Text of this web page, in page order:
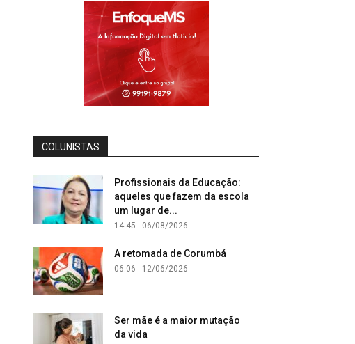
COLUNISTAS
Profissionais da Educação:
aqueles que fazem da escola
um lugar de...
14:45 - 06/08/2026
A retomada de Corumbá
06:06 - 12/06/2026
Ser mãe é a maior mutação
da vida